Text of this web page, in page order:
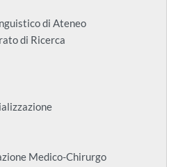
di Ateneo
di Ricerca
Medico-Chirurgo